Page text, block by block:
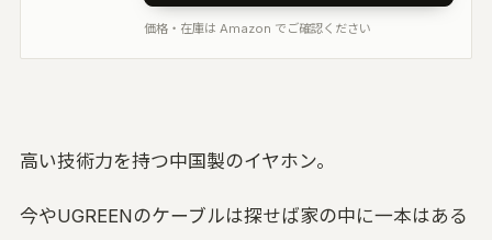
価格・在庫は Amazon でご確認ください
高い技術力を持つ中国製のイヤホン。
今やUGREENのケーブルは探せば家の中に一本はある